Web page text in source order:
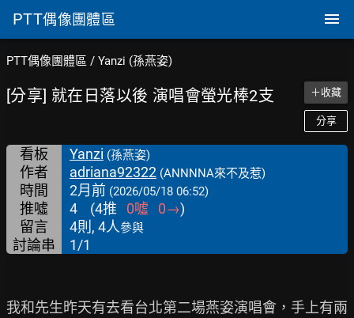
PTT偶像團體區
PTT偶像團體區 / Yanzi (孫燕姿)
[分享] 就在日落以後 演唱會螢光棒2支 ＋收藏
分享
看板 Yanzi (孫燕姿)
作者 adriana92322 (ANNNNA來不及惹)
時間 2月前 (2026/05/18 06:52)
推噓 4 (4推 0噓 0→)
留言
4則, 4人參與
討論串 1/1
我和先生昨天有去看台北第二場燕姿演唱會，手上有兩